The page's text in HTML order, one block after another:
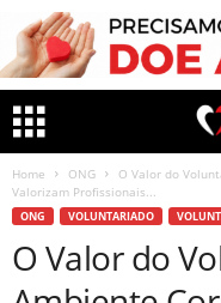
Home ONG
O Valor do
Valorizam Profissionais...
ONG VOLUNTARIADO
O Valor do